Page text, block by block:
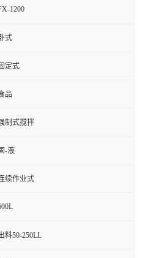
1200
式
定式
品
制式搅拌
-液
续作业式
料50-250LL